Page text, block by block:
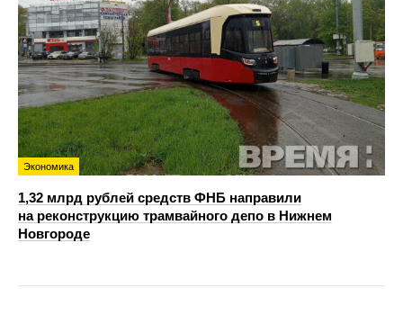
Экономика
1,32 млрд рублей средств ФНБ направили
на реконструкцию трамвайного депо в Нижнем
Новгороде